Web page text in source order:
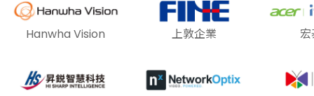
Hanwha Vision 上敦企業